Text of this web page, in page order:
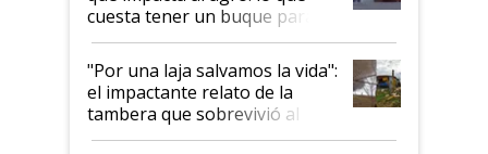
cuesta tener un buque parado
y el peligro de que Argentina
pase a ser "país sucio"
"Por una laja salvamos la vida":
el impactante relato de la
tambera que sobrevivió al
tornado